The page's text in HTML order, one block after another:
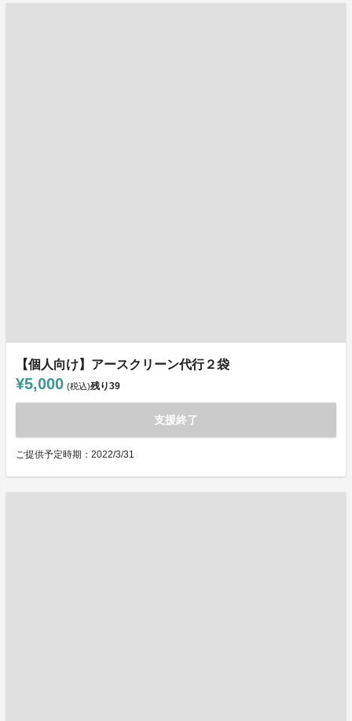
【個人向け】アースクリーン代行２袋
¥5,000 (税込)残り39
支援終了
ご提供予定時期：2022/3/31